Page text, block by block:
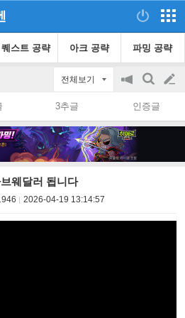
퀘스트 공략 아크 공략 파밍 공략
전체보기
공
on/off
검
색
글
쓰
3추글 인증글
웨달러 됩니다
2026-04-19 13:14:57